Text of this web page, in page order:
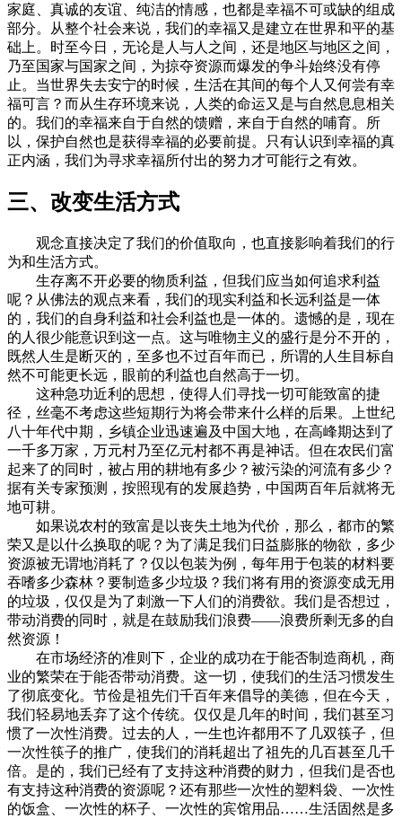
家庭、真诚的友谊、纯洁的情感，也都是幸福不可或缺的组成
部分。从整个社会来说，我们的幸福又是建立在世界和平的基
础上。时至今日，无论是人与人之间，还是地区与地区之间，
乃至国家与国家之间，为掠夺资源而爆发的争斗始终没有停
止。当世界失去安宁的时候，生活在其间的每个人又何尝有幸
福可言？而从生存环境来说，人类的命运又是与自然息息相关
的。我们的幸福来自于自然的馈赠，来自于自然的哺育。所
以，保护自然也是获得幸福的必要前提。只有认识到幸福的真
正内涵，我们为寻求幸福所付出的努力才可能行之有效。
三、改变生活方式
观念直接决定了我们的价值取向，也直接影响着我们的行
为和生活方式。
生存离不开必要的物质利益，但我们应当如何追求利益
呢？从佛法的观点来看，我们的现实利益和长远利益是一体
的，我们的自身利益和社会利益也是一体的。遗憾的是，现在
的人很少能意识到这一点。这与唯物主义的盛行是分不开的，
既然人生是断灭的，至多也不过百年而已，所谓的人生目标自
然不可能更长远，眼前的利益也自然高于一切。
这种急功近利的思想，使得人们寻找一切可能致富的捷
径，丝毫不考虑这些短期行为将会带来什么样的后果。上世纪
八十年代中期，乡镇企业迅速遍及中国大地，在高峰期达到了
一千多万家，万元村乃至亿元村都不再是神话。但在农民们富
起来了的同时，被占用的耕地有多少？被污染的河流有多少？
据有关专家预测，按照现有的发展趋势，中国两百年后就将无
地可耕。
如果说农村的致富是以丧失土地为代价，那么，都市的繁
荣又是以什么换取的呢？为了满足我们日益膨胀的物欲，多少
资源被无谓地消耗了？仅以包装为例，每年用于包装的材料要
吞嗜多少森林？要制造多少垃圾？我们将有用的资源变成无用
的垃圾，仅仅是为了刺激一下人们的消费欲。我们是否想过，
带动消费的同时，就是在鼓励我们浪费——浪费所剩无多的自
然资源！
在市场经济的准则下，企业的成功在于能否制造商机，商
业的繁荣在于能否带动消费。这一切，使我们的生活习惯发生
了彻底变化。节俭是祖先们千百年来倡导的美德，但在今天，
我们轻易地丢弃了这个传统。仅仅是几年的时间，我们甚至习
惯了一次性消费。过去的人，一生也许都用不了几双筷子，但
一次性筷子的推广，使我们的消耗超出了祖先的几百甚至几千
倍。是的，我们已经有了支持这种消费的财力，但我们是否也
有支持这种消费的资源呢？还有那些一次性的塑料袋、一次性
的饭盒、一次性的杯子、一次性的宾馆用品……生活固然是多